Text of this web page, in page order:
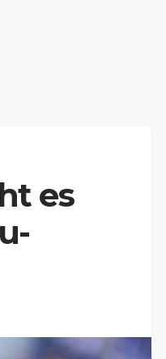
es